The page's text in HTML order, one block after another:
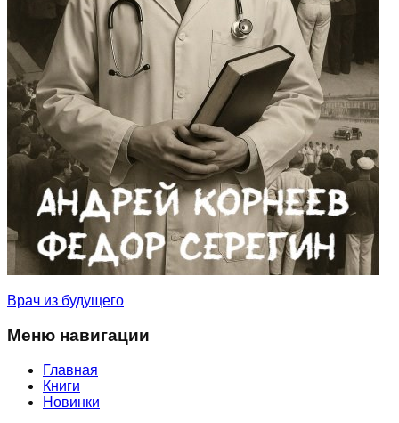
Врач из будущего
Меню навигации
Главная
Книги
Новинки